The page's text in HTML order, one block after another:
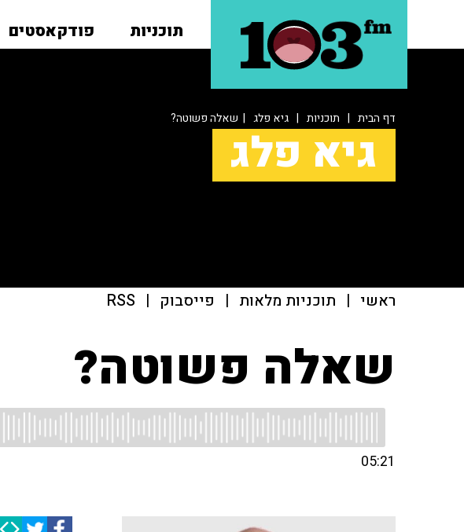
תוכניות פודקאסטים
דף הבית | תוכניות | גיא פלג | שאלה פשוטה?
גיא פלג
ראשי | תוכניות מלאות | פייסבוק |
RSS
שאלה פשוטה?
05:21